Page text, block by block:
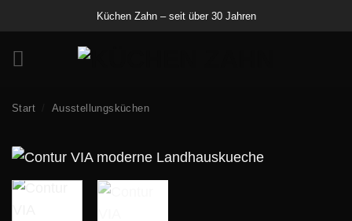
Inhalt
springen
Küchen Zahn – seit über 30 Jahren
Start Ausstellungsküchen
Angebot!